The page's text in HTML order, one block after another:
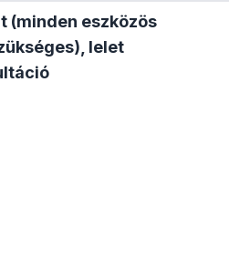
(minden eszközös
lelet